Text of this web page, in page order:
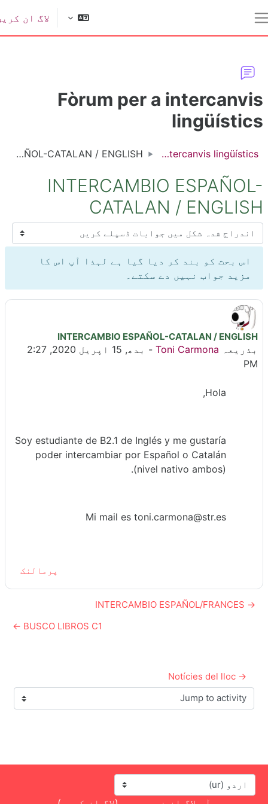
لاگ ان کریں
Fòrum per a
Fòrum per a intercanvis lingüístics
INTERCAMBIO ESPAÑOL-CATALAN / ENGLISH
INTERCAMBIO
CATALAN /
موڈ
اس بحث کو بند کر دیا گیا ہے لہذا آپ اس کا
مزید جواب نہیں دے سکتے۔
INTERCAMBIO ESPAÑOL-CATALAN / ENGLISH
بذریعہToni Carmona
-
بدھ, 15 اپریل 2020, 2:27
PM
جوابات کی تعداد: 0
Hola,
Soy estudiante de B2.1 de Inglés y me gustaría
poder intercambiar por Español o Catalán
(nivel nativo ambos).
Mi mail es toni.carmona@str.es
پرمالنک
→ INTERCAMBIO ESPAÑOL/FRANCES
BUSCO LIBROS C1 ←
→ Notícies del lloc
Jump to activity
زبان